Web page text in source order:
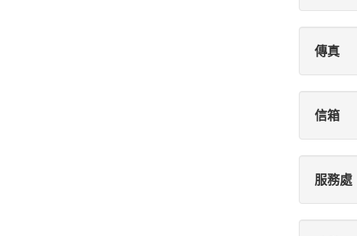
傳真
信箱
服務處